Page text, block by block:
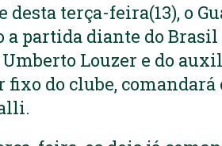
desta terça-feira(13), o
a partida diante do
Louzer e do
do clube,